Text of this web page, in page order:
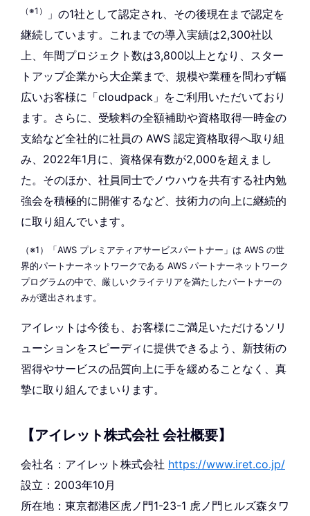
（※1）
」の1社として認定され、その後現在まで認定を
継続しています。これまでの導入実績は2,300社以
上、年間プロジェクト数は3,800以上となり、スター
トアップ企業から大企業まで、規模や業種を問わず幅
広いお客様に「cloudpack」をご利用いただいており
ます。さらに、受験料の全額補助や資格取得一時金の
支給など全社的に社員の AWS 認定資格取得へ取り組
み、2022年1月に、資格保有数が2,000を超えまし
た。そのほか、社員同士でノウハウを共有する社内勉
強会を積極的に開催するなど、技術力の向上に継続的
に取り組んでいます。
（※1）「AWS プレミアティアサービスパートナー」は AWS の世
界的パートナーネットワークである AWS パートナーネットワーク
プログラムの中で、厳しいクライテリアを満たしたパートナーの
みが選出されます。
アイレットは今後も、お客様にご満足いただけるソリ
ューションをスピーディに提供できるよう、新技術の
習得やサービスの品質向上に手を緩めることなく、真
摯に取り組んでまいります。
【アイレット株式会社 会社概要】
会社名：アイレット株式会社 https://www.iret.co.jp/
設立：2003年10月
所在地：東京都港区虎ノ門1-23-1 虎ノ門ヒルズ森タワ